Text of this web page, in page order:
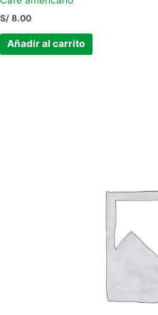
S/ 8.00
Añadir al carrito